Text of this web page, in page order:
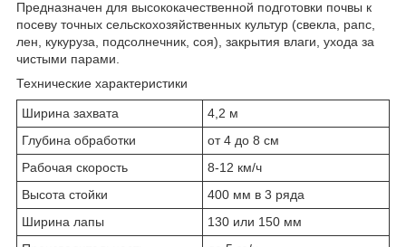
Предназначен для высококачественной подготовки почвы к
посеву точных сельскохозяйственных культур (свекла, рапс,
лен, кукуруза, подсолнечник, соя), закрытия влаги, ухода за
чистыми парами.
Технические характеристики
Ширина захвата
4,2 м
Глубина обработки
от 4 до 8 см
Рабочая скорость
8-12 км/ч
Высота стойки
400 мм в 3 ряда
Ширина лапы
130 или 150 мм